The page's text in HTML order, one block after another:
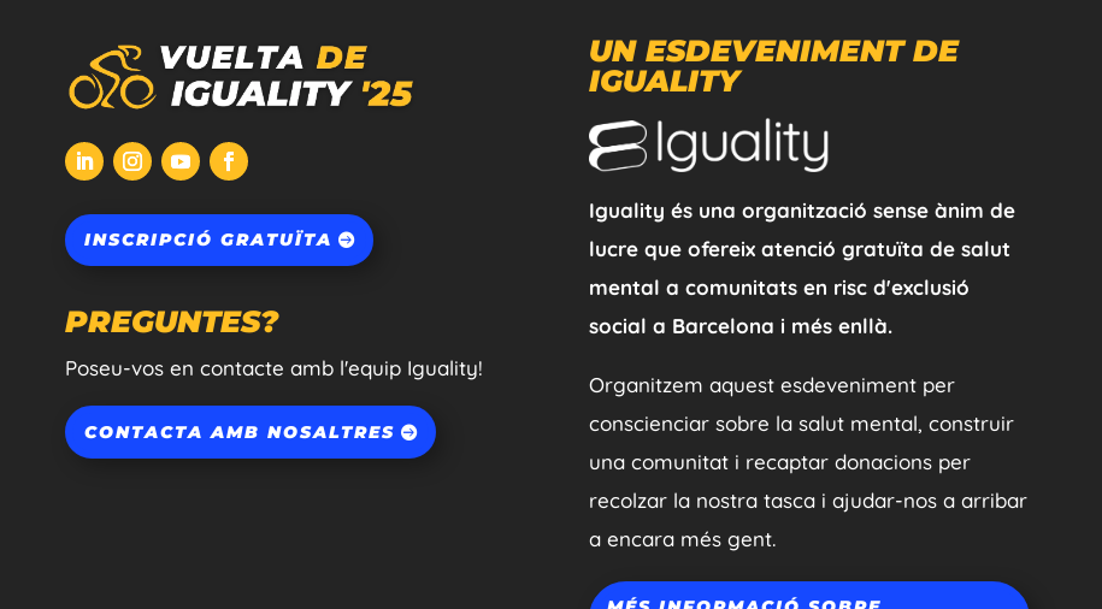
INSCRIPCIÓ GRATUÏTA
PREGUNTES?
Poseu-vos en contacte amb l'equip Iguality!
CONTACTA AMB NOSALTRES
UN ESDEVENIMENT DE
IGUALITY
Iguality és una organització sense ànim de
lucre que ofereix atenció gratuïta de salut
mental a comunitats en risc d'exclusió
social a Barcelona i més enllà.
Organitzem aquest esdeveniment per
conscienciar sobre la salut mental, construir
una comunitat i recaptar donacions per
recolzar la nostra tasca i ajudar-nos a arribar
a encara més gent.